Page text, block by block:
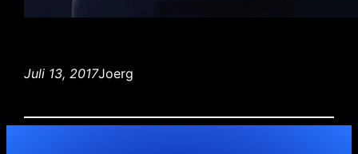
Juli 13, 2017Joerg